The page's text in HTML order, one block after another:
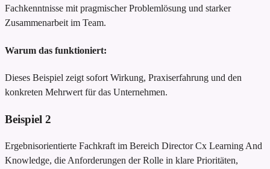
Fachkenntnisse mit pragmischer Problemlösung und starker
Zusammenarbeit im Team.
Warum das funktioniert:
Dieses Beispiel zeigt sofort Wirkung, Praxiserfahrung und den
konkreten Mehrwert für das Unternehmen.
Beispiel 2
Ergebnisorientierte Fachkraft im Bereich Director Cx Learning And
Knowledge, die Anforderungen der Rolle in klare Prioritäten,